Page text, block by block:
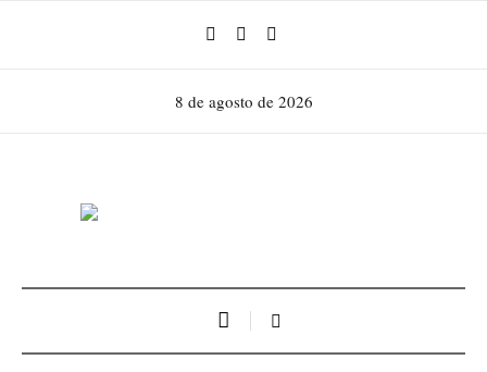
8 de agosto de 2026